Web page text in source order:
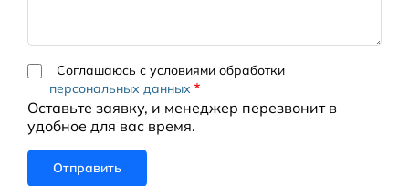
Соглашаюсь с условиями обработки
персональных данных
Оставьте заявку, и менеджер перезвонит в
удобное для вас время.